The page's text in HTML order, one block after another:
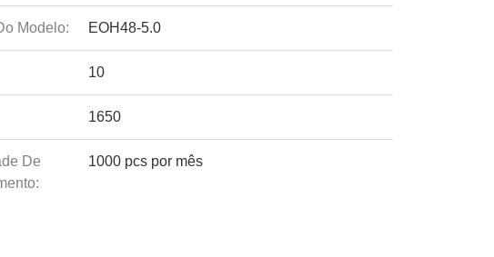
Modelo: EOH48-5.0
10
1650
De
1000 pcs por mês